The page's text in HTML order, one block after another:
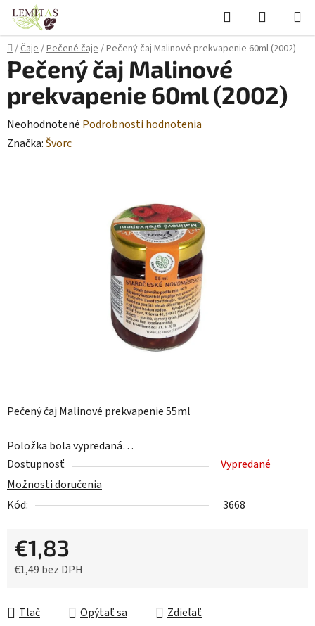
Prejsť
obsah
Hľadať
KOŠÍK
Domov
/Čaje/Pečené čaje/Pečený čaj Malinové prekvapenie 60ml (2002)
Pečený čaj Malinové prekvapenie 55ml
Položka bola vypredaná…
Dostupnosť
Vypredané
Možnosti doručenia
Kód:
3668
€1,83
€1,49 bez DPH
Tlač
Opýtať sa Zdieľať
Pečený čaj Malinové
prekvapenie 60ml (2002)
Priemerné
hodnotenie
Neohodnotené Podrobnosti hodnotenia
Značka:Švorc